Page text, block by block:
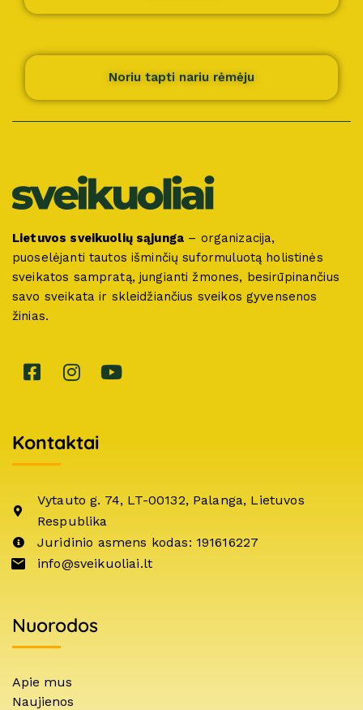
Noriu tapti nariu rėmėju
Lietuvos sveikuolių sąjunga – organizacija,
puoselėjanti tautos išminčių suformuluotą holistinės
sveikatos sampratą, jungianti žmones, besirūpinančius
savo sveikata ir skleidžiančius sveikos gyvensenos
žinias.
Kontaktai
Vytauto g. 74, LT-00132, Palanga, Lietuvos
Respublika
Juridinio asmens kodas: 191616227
info@sveikuoliai.lt
Nuorodos
Apie mus
Naujienos